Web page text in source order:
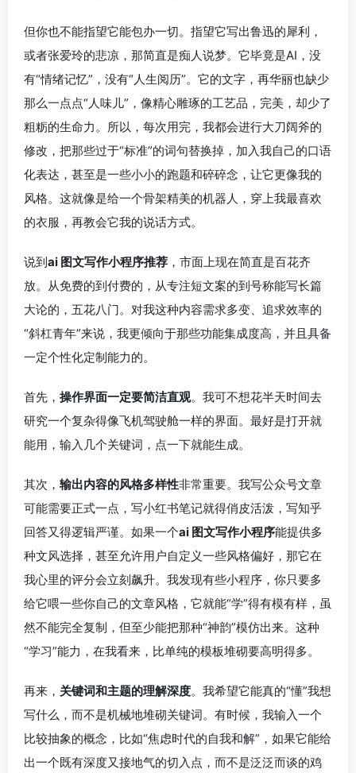
但你也不能指望它能包办一切。指望它写出鲁迅的犀利，
或者张爱玲的悲凉，那简直是痴人说梦。它毕竟是AI，没
有“情绪记忆”，没有“人生阅历”。它的文字，再华丽也缺少
那么一点点“人味儿”，像精心雕琢的工艺品，完美，却少了
粗粝的生命力。所以，每次用完，我都会进行大刀阔斧的
修改，把那些过于“标准”的词句替换掉，加入我自己的口语
化表达，甚至是一些小小的跑题和碎碎念，让它更像我的
风格。这就像是给一个骨架精美的机器人，穿上我最喜欢
的衣服，再教会它我的说话方式。
说到ai 图文写作小程序推荐 ，市面上现在简直是百花齐
放。从免费的到付费的，从专注短文案的到号称能写长篇
大论的，五花八门。对我这种内容需求多变、追求效率的
“斜杠青年”来说，我更倾向于那些功能集成度高，并且具备
一定个性化定制能力的。
首先， 操作界面一定要简洁直观。我可不想花半天时间去
研究一个复杂得像飞机驾驶舱一样的界面。最好是打开就
能用，输入几个关键词，点一下就能生成。
其次， 输出内容的风格多样性非常重要。我写公众号文章
可能需要正式一点，写小红书笔记就得俏皮活泼，写知乎
回答又得逻辑严谨。如果一个ai 图文写作小程序能提供多
种文风选择，甚至允许用户自定义一些风格偏好，那它在
我心里的评分会立刻飙升。我发现有些小程序，你只要多
给它喂一些你自己的文章风格，它就能“学”得有模有样，虽
然不能完全复制，但至少能把那种“神韵”模仿出来。这种
“学习”能力，在我看来，比单纯的模板堆砌要高明得多。
再来， 关键词和主题的理解深度。我希望它能真的“懂”我想
写什么，而不是机械地堆砌关键词。有时候，我输入一个
比较抽象的概念，比如“焦虑时代的自我和解”，如果它能给
出一个既有深度又接地气的切入点，而不是泛泛而谈的鸡